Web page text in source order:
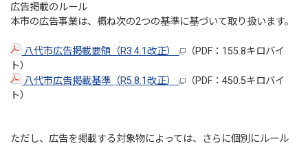
広告掲載のルール
本市の広告事業は、概ね次の2つの基準に基づいて取り扱います。
八代市広告掲載要領（R3.4.1改正）
（PDF：155.8キロバイ
ト）
八代市広告掲載基準（R5.8.1改正）
（PDF：450.5キロバイ
ト）
ただし、広告を掲載する対象物によっては、さらに個別にルール